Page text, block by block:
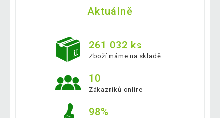
Aktuálně
261 032 ks
Zboží máme na skladě
10
Zákazníků online
98%